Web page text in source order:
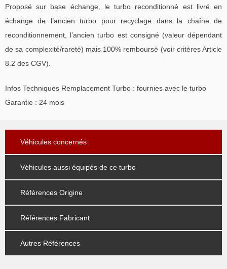
Proposé sur base échange, le turbo reconditionné est livré en
échange de l’ancien turbo pour recyclage dans la chaîne de
reconditionnement, l’ancien turbo est consigné (valeur dépendant
de sa complexité/rareté) mais 100% remboursé (voir critères Article
8.2 des CGV).
Infos Techniques Remplacement Turbo : fournies avec le turbo
Garantie : 24 mois
Véhicules concernés
Véhicules aussi équipés de ce turbo
Références Origine
Références Fabricant
Autres Références